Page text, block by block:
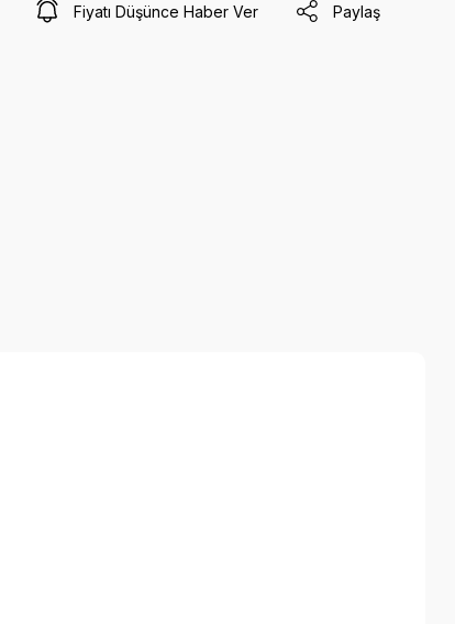
Fiyatı Düşünce Haber Ver Paylaş